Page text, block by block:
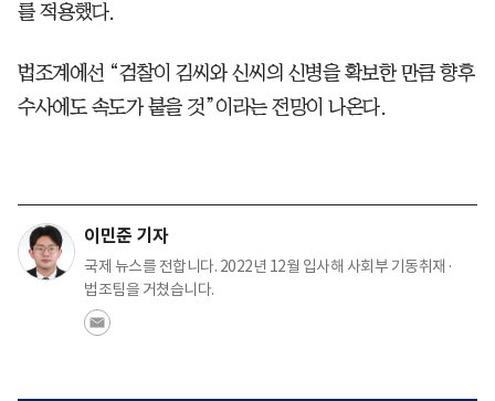
를 적용했다.
법조계에선 “검찰이 김씨와 신씨의 신병을 확보한 만큼 향후
수사에도 속도가 붙을 것”이라는 전망이 나온다.
이민준 기자
국제 뉴스를 전합니다. 2022년 12월 입사해 사회부 기동취재·
법조팀을 거쳤습니다.